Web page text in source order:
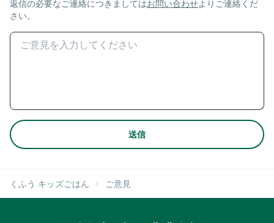
返信の必要なご連絡につきましてはお問い合わせよりご連絡くだ
さい。
送信
くふう キッズごはん ご意見